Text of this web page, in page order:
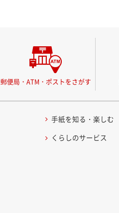
郵便局・ATM・ポストをさがす
手紙を知る・楽しむ
くらしのサービス